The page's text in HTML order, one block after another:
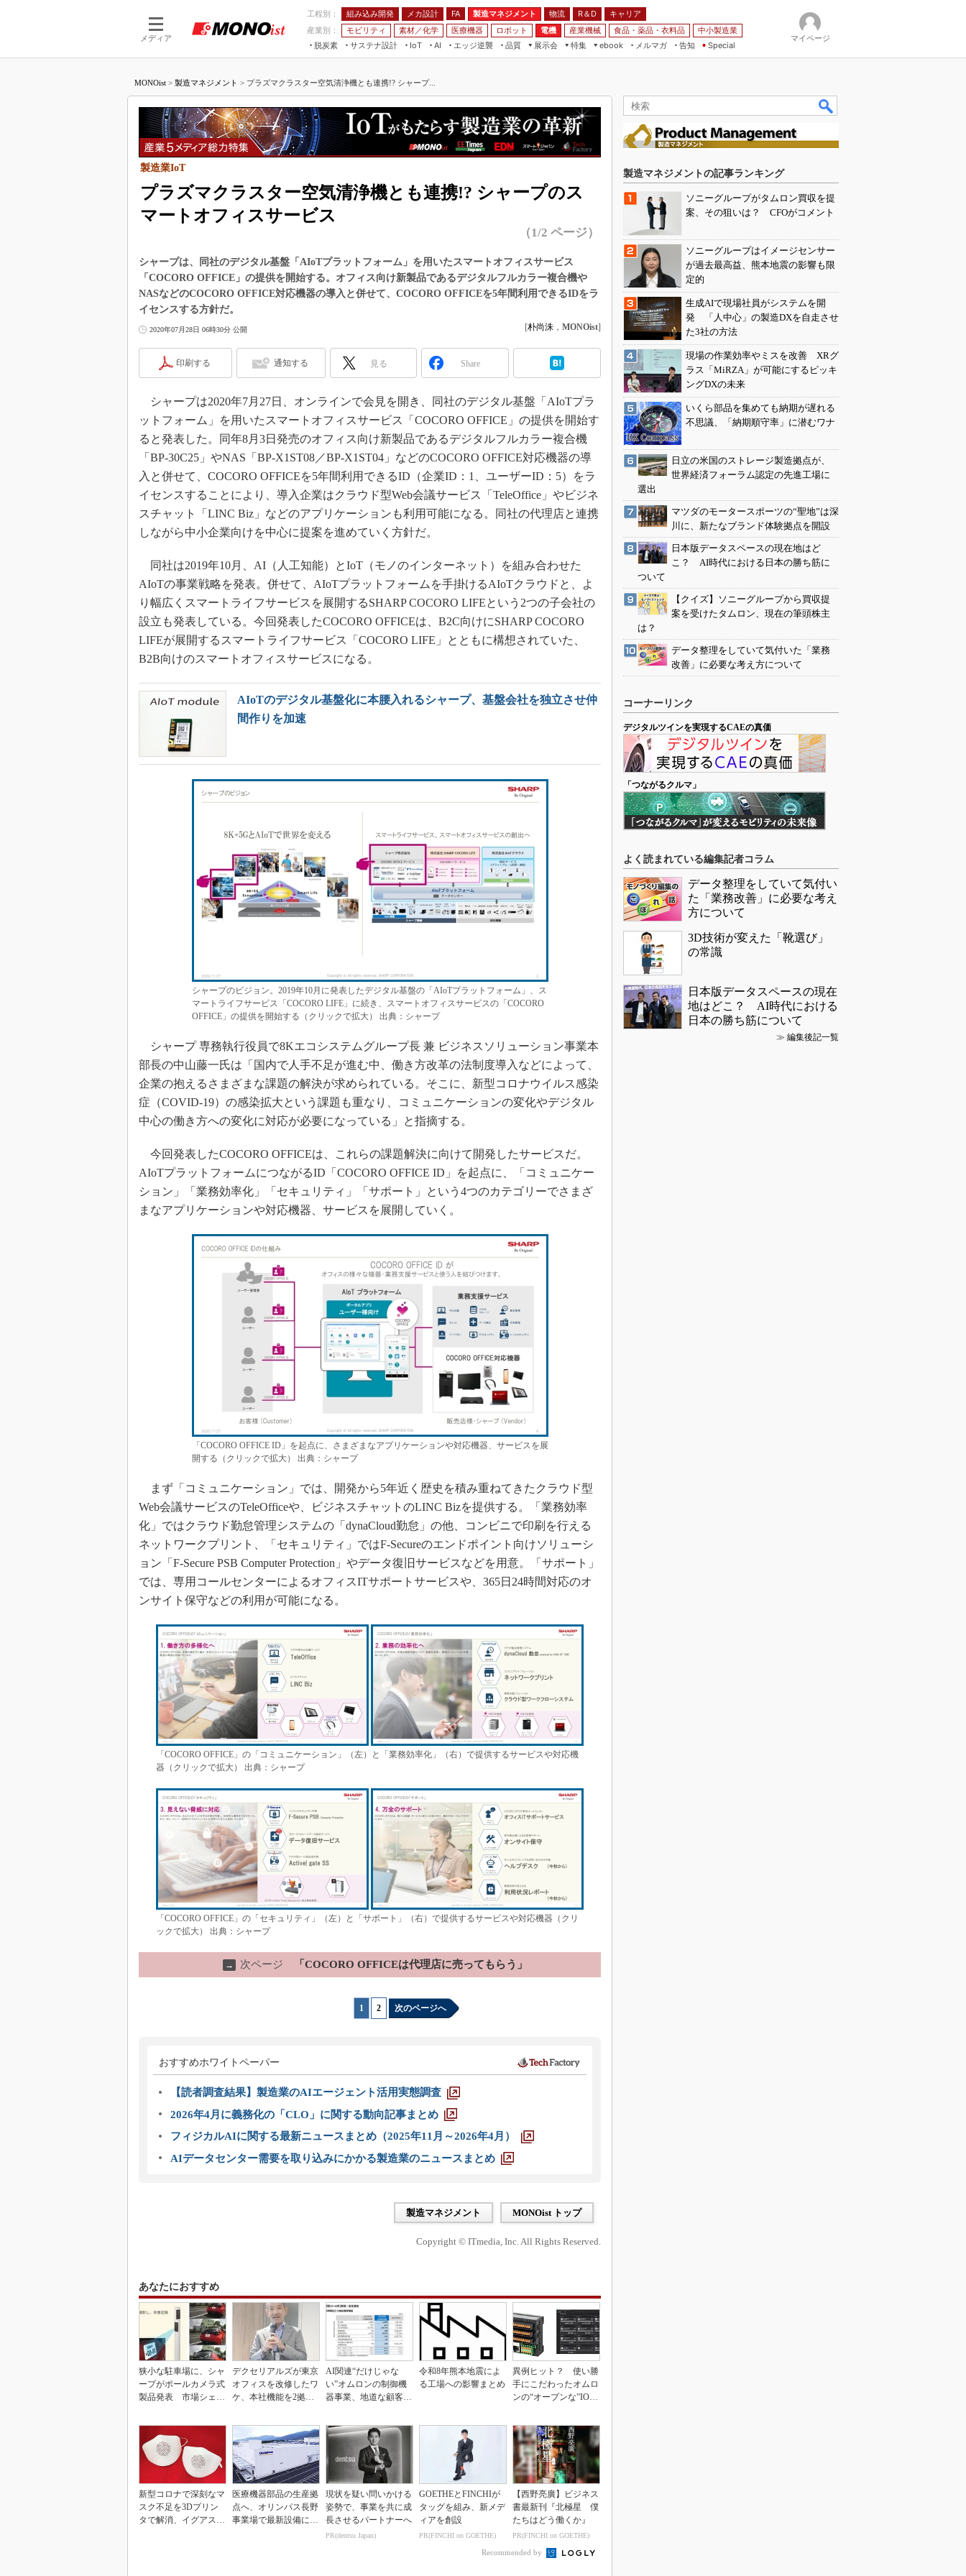
メディア
工程別： 組み込み開発 メカ設計 FA 製造マネジメント 物流 R＆D
キャリア
産業別：
モビリティ 素材／化学 医療機器 ロボット 電機 産業機械 食品・薬品・衣料品
中小製造業
脱炭素
サステナ設計
IoT
つながる工場
つながるサービス
AI
AI×設備保全
Physical AI
エッジ逆襲 品質
展示会
JIMTOF
組込み/エッジ コンピューティング
展＆IoT/5Gソリューション展
IIFES
国際ロボット展
ジャパンモビリティショー
TECHNO-FRONTIER
EdgeTech+
日本ものづくりワールド
特集
つながるクルマ
5G
VR／AR
フィールドサービス
組み込み画像技術
車載ソフト開発
ISO26262
デジタルツインとCAE
S＆OP
インダストリー4.0
イノベーション
製造業ビッグデータ
メイドインジャパン
植物工場
海外生産
制御セキュリティ
ebook
製造マネジメント
FA
モビリティ
メルマガ
告知 Special
マイページ
MONOist > 製造マネジメント > プラズマクラスター空気清浄機とも連携!? シャープ...
プラズマクラスター空気清浄機とも連携!? シャープのス
マートオフィスサービス
製造業IoT
（1/2 ページ）
シャープは、同社のデジタル基盤「AIoTプラットフォーム」を用いたスマートオフィスサービス
「COCORO OFFICE」の提供を開始する。オフィス向け新製品であるデジタルフルカラー複合機や
NASなどのCOCORO OFFICE対応機器の導入と併せて、COCORO OFFICEを5年間利用できるIDをラ
イセンスする方針だ。
2020年07月28日 06時30分 公開 [朴尚洙 ， MONOist]
印刷する 通知する 見る Share
シャープは2020年7月27日、オンラインで会見を開き、同社のデジタル基盤「AIoTプラ
ットフォーム」を用いたスマートオフィスサービス「COCORO OFFICE」の提供を開始す
ると発表した。同年8月3日発売のオフィス向け新製品であるデジタルフルカラー複合機
「BP-30C25」やNAS「BP-X1ST08／BP-X1ST04」などのCOCORO OFFICE対応機器の導
入と併せて、COCORO OFFICEを5年間利用できるID（企業ID：1、ユーザーID：5）をラ
イセンスすることにより、導入企業はクラウド型Web会議サービス「TeleOffice」やビジネ
スチャット「LINC Biz」などのアプリケーションも利用可能になる。同社の代理店と連携
しながら中小企業向けを中心に提案を進めていく方針だ。
同社は2019年10月、AI（人工知能）とIoT（モノのインターネット）を組み合わせた
AIoTの事業戦略を発表。併せて、AIoTプラットフォームを手掛けるAIoTクラウドと、よ
り幅広くスマートライフサービスを展開するSHARP COCORO LIFEという2つの子会社の
設立も発表している。今回発表したCOCORO OFFICEは、B2C向けにSHARP COCORO
LIFEが展開するスマートライフサービス「COCORO LIFE」とともに構想されていた、
B2B向けのスマートオフィスサービスになる。
AIoTのデジタル基盤化に本腰入れるシャープ、基盤会社を独立させ仲
間作りを加速
シャープのビジョン。2019年10月に発表したデジタル基盤の「AIoTプラットフォーム」、ス
マートライフサービス「COCORO LIFE」に続き、スマートオフィスサービスの「COCORO
OFFICE」の提供を開始する（クリックで拡大） 出典：シャープ
シャープ 専務執行役員で8Kエコシステムグループ長 兼 ビジネスソリューション事業本
部長の中山藤一氏は「国内で人手不足が進む中、働き方改革の法制度導入などによって、
企業の抱えるさまざまな課題の解決が求められている。そこに、新型コロナウイルス感染
症（COVID-19）の感染拡大という課題も重なり、コミュニケーションの変化やデジタル
中心の働き方への変化に対応が必要になっている」と指摘する。
今回発表したCOCORO OFFICEは、これらの課題解決に向けて開発したサービスだ。
AIoTプラットフォームにつながるID「COCORO OFFICE ID」を起点に、「コミュニケー
ション」「業務効率化」「セキュリティ」「サポート」という4つのカテゴリーでさまざ
まなアプリケーションや対応機器、サービスを展開していく。
「COCORO OFFICE ID」を起点に、さまざまなアプリケーションや対応機器、サービスを展
開する（クリックで拡大） 出典：シャープ
まず「コミュニケーション」では、開発から5年近く歴史を積み重ねてきたクラウド型
Web会議サービスのTeleOfficeや、ビジネスチャットのLINC Bizを提供する。「業務効率
化」ではクラウド勤怠管理システムの「dynaCloud勤怠」の他、コンビニで印刷を行える
ネットワークプリント、「セキュリティ」ではF-Secureのエンドポイント向けソリューシ
ョン「F-Secure PSB Computer Protection」やデータ復旧サービスなどを用意。「サポート」
では、専用コールセンターによるオフィスITサポートサービスや、365日24時間対応のオ
ンサイト保守などの利用が可能になる。
「COCORO OFFICE」の「コミュニケーション」（左）と「業務効率化」（右）で提供するサービスや対応機
器（クリックで拡大） 出典：シャープ
「COCORO OFFICE」の「セキュリティ」（左）と「サポート」（右）で提供するサービスや対応機器（クリ
ックで拡大） 出典：シャープ
→ 次ページ 「COCORO OFFICEは代理店に売ってもらう」
1 2 次のページへ
おすすめホワイトペーパー
【読者調査結果】製造業のAIエージェント活用実態調査
2026年4月に義務化の「CLO」に関する動向記事まとめ
フィジカルAIに関する最新ニュースまとめ（2025年11月～2026年4月）
AIデータセンター需要を取り込みにかかる製造業のニュースまとめ
製造マネジメント MONOist トップ
Copyright © ITmedia, Inc. All Rights Reserved.
あなたにおすすめ
狭小な駐車場に、シャ
ープがポールカメラ式
製品発表 市場シェア
デクセリアルズが東京
オフィスを改修したワ
ケ、本社機能を2拠点
AI関連“だけじゃな
い”オムロンの制御機
器事業、地道な顧客基
令和8年熊本地震によ
る工場への影響まとめ
異例ヒット？ 使い勝
手にこだわったオムロ
ンの“オープンな”IO-L
新型コロナで深刻なマ
スク不足を3Dプリン
タで解消、イグアスが
医療機器部品の生産拠
点へ、オリンパス長野
事業場で最新設備に機
現状を疑い問いかける
姿勢で、事業を共に成
長させるパートナーへ
PR(dentsu Japan)
GOETHEとFINCHIが
タッグを組み、新メデ
ィアを創設
PR(FINCHI on GOETHE)
【西野亮廣】ビジネス
書最新刊『北極星 僕
たちはどう働くか』
PR(FINCHI on GOETHE)
Recommended by
製造マネジメントの記事ランキング
ソニーグループがタムロン買収を提
案、その狙いは？ CFOがコメント
ソニーグループはイメージセンサー
が過去最高益、熊本地震の影響も限
定的
生成AIで現場社員がシステムを開
発 「人中心」の製造DXを自走させ
た3社の方法
現場の作業効率やミスを改善 XRグ
ラス「MiRZA」が可能にするピッキ
ングDXの未来
いくら部品を集めても納期が遅れる
不思議、「納期順守率」に潜むワナ
日立の米国のストレージ製造拠点が、
世界経済フォーラム認定の先進工場に
選出
マツダのモータースポーツの“聖地”は深
川に、新たなブランド体験拠点を開設
日本版データスペースの現在地はど
こ？ AI時代における日本の勝ち筋に
ついて
【クイズ】ソニーグループから買収提
案を受けたタムロン、現在の筆頭株主
は？
データ整理をしていて気付いた「業務
改善」に必要な考え方について
コーナーリンク
デジタルツインを実現するCAEの真価
「つながるクルマ」
よく読まれている編集記者コラム
データ整理をしていて気付い
た「業務改善」に必要な考え
方について
3D技術が変えた「靴選び」
の常識
日本版データスペースの現在
地はどこ？ AI時代における
日本の勝ち筋について
≫ 編集後記一覧